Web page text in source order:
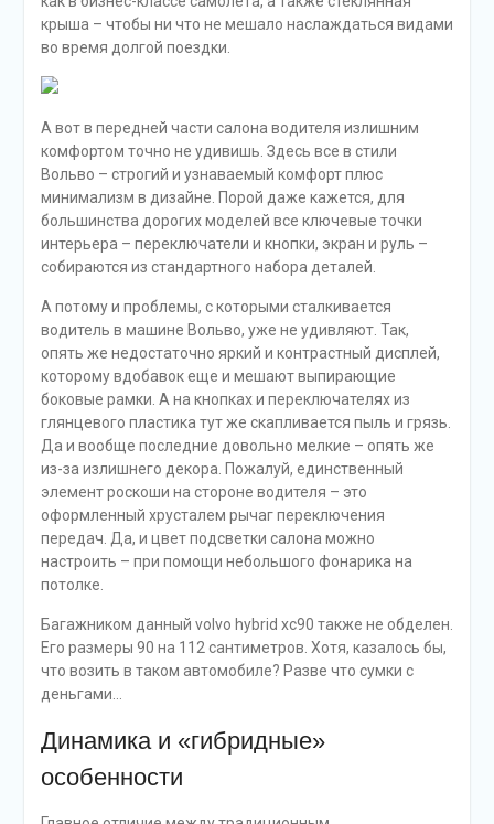
поддерживать его движение. Еще стоит уточнить, что
батарея у нашего ХС90 — 48-вольтовая, в то время как
у версии Т8 напряжение батареи достигает уже 400
вольт.
Благодаря такой гибридной установке гибридный ХС90
в теории должен лишиться задержки на старте с места.
На деле кроссовер действительно начинает движение
резвее, но минимальная заминка все же остается.
Правда, для общего восприятия этого Volvo такая
ситуация кажется вполне логичной. Кроссоверу больше
автомобиля не ожидаешь.
А еще (опять же, в теории) наличие системы мягкого
гибрида должно положительно сказаться на
экономичности, о которой так любят говорить
европейцы. Но и здесь все – довольно условно. В
каждом отдельном случае нужно полагаться на
совесть каждого отдельного производителя. К
примеру, в VAG, презентуя Golf восьмого поколения в
версии с «мягким» гибридом, сразу уточнили, что
экономия составит всего лишь около 0.5 л на 100 км.
Немцы уже научены дизельгейтом, поэтому не думаю,
что в этом случае они стали бы врать.
Тестовый Volvo XC90 Mild Hybrid в загородном режиме
показал расход 9.5 литров на «сотню»; получается, в
размеры автомобиля, можно сказать, что это совсем не
плохо, но показатель – далеко не рекордный.
Экономичность – это не главная особенность мягкого